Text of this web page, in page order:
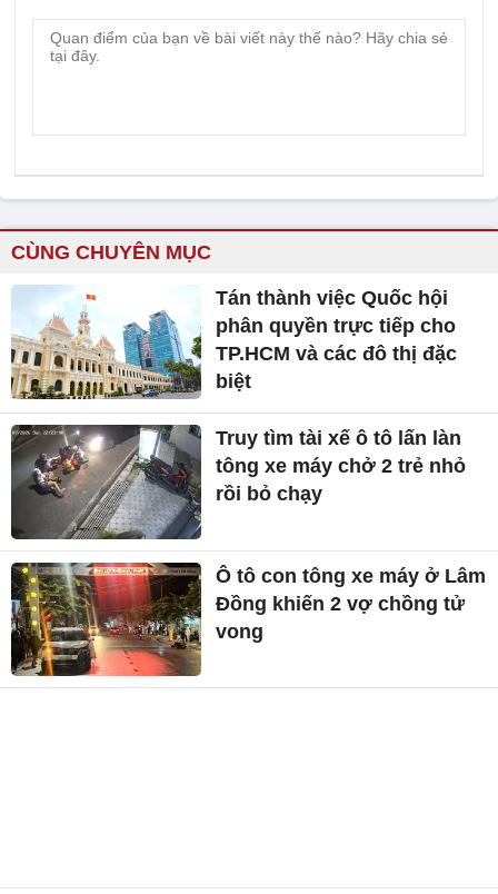
CÙNG CHUYÊN MỤC
Tán thành việc Quốc hội
phân quyền trực tiếp cho
TP.HCM và các đô thị đặc
biệt
Truy tìm tài xế ô tô lấn làn
tông xe máy chở 2 trẻ nhỏ
rồi bỏ chạy
Ô tô con tông xe máy ở Lâm
Đồng khiến 2 vợ chồng tử
vong